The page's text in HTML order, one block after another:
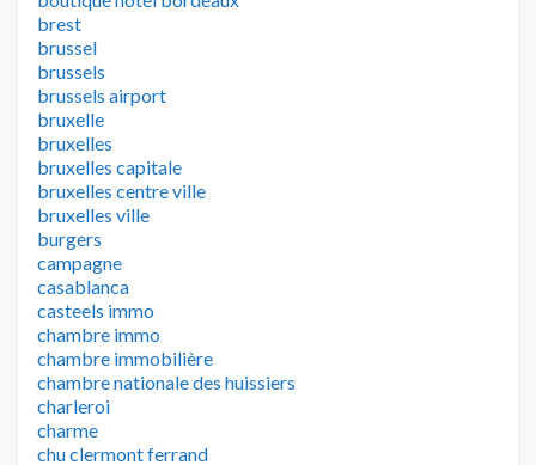
brest
brussel
brussels
brussels airport
bruxelle
bruxelles
bruxelles capitale
bruxelles centre ville
bruxelles ville
burgers
campagne
casablanca
casteels immo
chambre immo
chambre immobilière
chambre nationale des huissiers
charleroi
charme
chu clermont ferrand